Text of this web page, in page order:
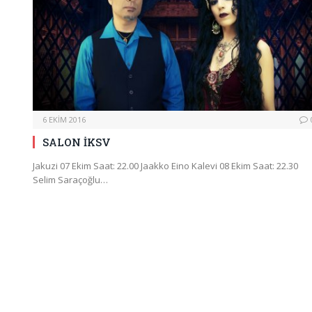
6 EKIM 2016
SALON İKSV
Jakuzi 07 Ekim Saat: 22.00 Jaakko Eino Kalevi 08 Ekim Saat: 22.30
Selim Saraçoğlu…